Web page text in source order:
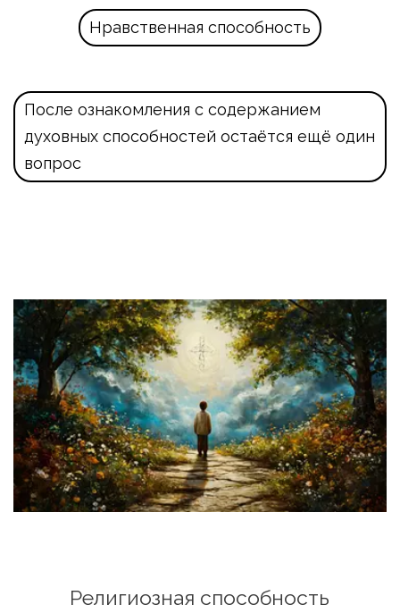
Нравственная способность
После ознакомления с содержанием
духовных способностей остаётся ещё один
вопрос
Религиозная способность